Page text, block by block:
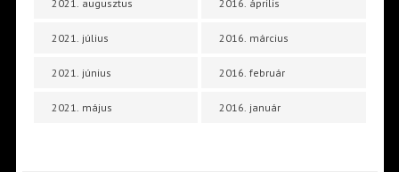
2021. augusztus
2021. július
2021. június
2021. május
2016. április
2016. március
2016. február
2016. január